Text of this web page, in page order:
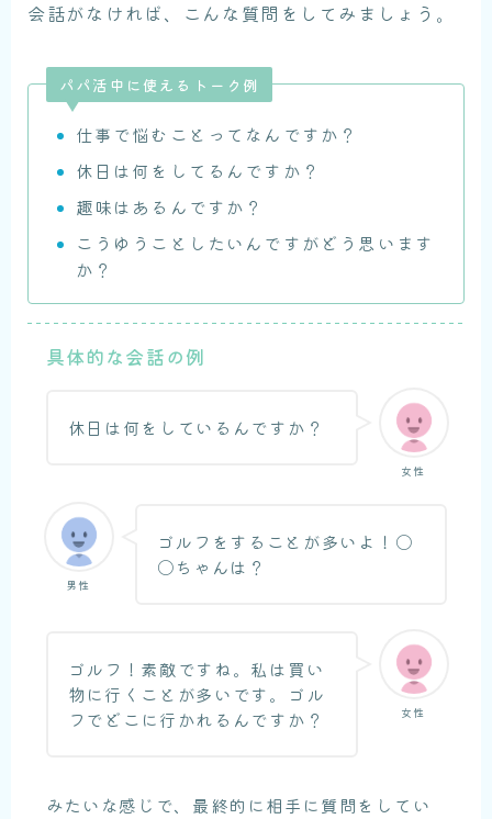
会話がなければ、こんな質問をしてみましょう。
パパ活中に使えるトーク例
仕事で悩むことってなんですか？
休日は何をしてるんですか？
趣味はあるんですか？
こうゆうことしたいんですがどう思います
か？
具体的な会話の例
女性
休日は何をしているんですか？
男性
ゴルフをすることが多いよ！〇
〇ちゃんは？
女性
ゴルフ！素敵ですね。私は買い
物に行くことが多いです。ゴル
フでどこに行かれるんですか？
みたいな感じで、最終的に相手に質問をしてい